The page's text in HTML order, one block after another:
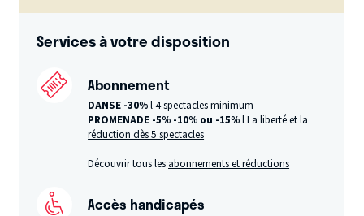
Services à votre disposition
Abonnement
DANSE -30%l4 spectacles minimum
PROMENADE -5% -10% ou -15%l La liberté et la
réduction dès 5 spectacles
Découvrir tous les abonnements et réductions
Accès handicapés